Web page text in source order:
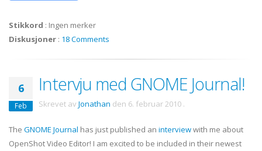
Stikkord : Ingen merker
Diskusjoner : 18 Comments
6
Feb
Intervju med GNOME Journal!
Skrevet av Jonathan den 6. februar 2010 .
The GNOME Journal has just published an interviewwith me about
OpenShot Video Editor! I am excited to be included in their newest